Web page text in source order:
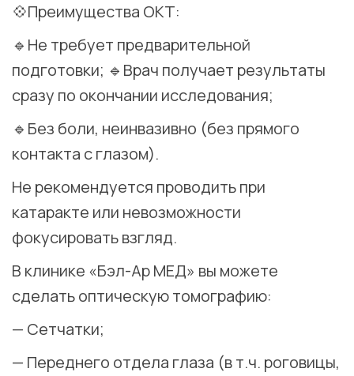
💠Преимущества ОКТ:
🔹Не требует предварительной
подготовки; 🔹Врач получает результаты
сразу по окончании исследования;
🔹Без боли, неинвазивно (без прямого
контакта с глазом). ⠀
Не рекомендуется проводить при
катаракте или невозможности
фокусировать взгляд.
В клинике «Бэл-Ар МЕД» вы можете
сделать оптическую томографию:
— Сетчатки;
— Переднего отдела глаза (в т.ч. роговицы,